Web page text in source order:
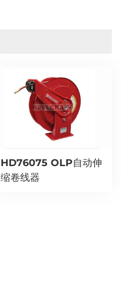
HD76075 OLP自动伸
缩卷线器